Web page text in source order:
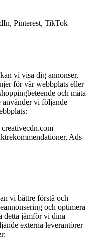
Pinterest, TikTok
vi visa dig annonser,
för vår webbplats eller
och mäta
använder vi följande
Ads
vi bättre förstå och
och optimera
detta jämför vi dina
externa leverantörer